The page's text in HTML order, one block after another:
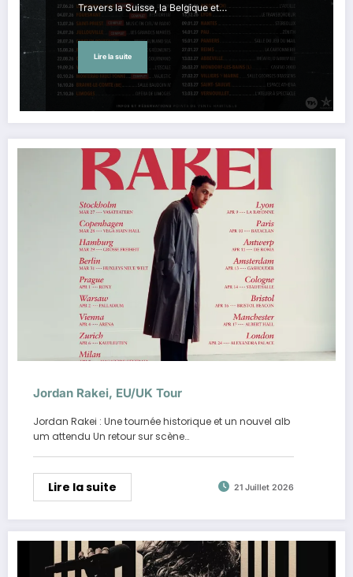
Travers la Suisse, la Belgique et…
Lire la suite
Jordan Rakei, EU/UK Tour
Jordan Rakei : Une tournée historique et un nouvel alb
um attendu Un retour sur scène…
Lire la suite 21 Juillet 2026